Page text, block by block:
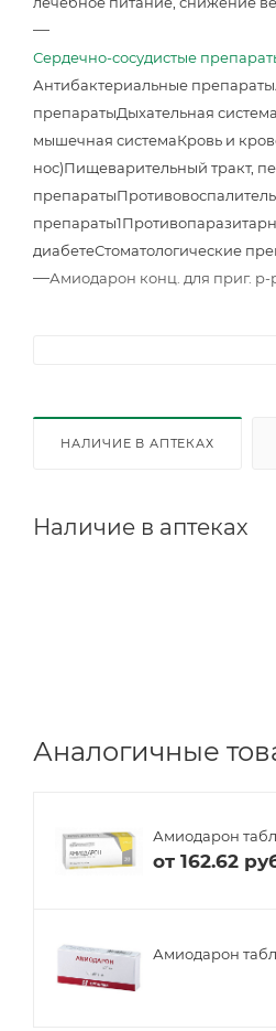
—
Сердечно-сосудистые
Антибактериальные препараты
препаратыДыхательная система
мышечная системаКровь и
нос)Пищеварительный тракт,
препараты
препараты1
диабетеСтоматологические
—Амиодарон конц. для приг. р-
НАЛИЧИЕ В АПТЕКАХ
Наличие в аптеках
Аналогичные
Амиодарон
от 162.62
Амиодарон